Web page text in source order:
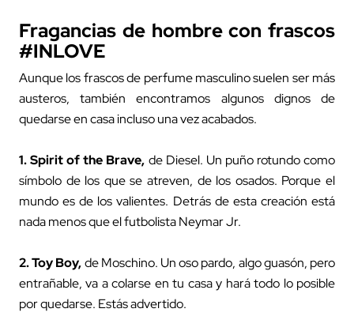
Fragancias de hombre con frascos
#INLOVE
Aunque los frascos de perfume masculino suelen ser más
austeros, también encontramos algunos dignos de
quedarse en casa incluso una vez acabados.
1.Spirit of the Brave, de Diesel. Un puño rotundo como
símbolo de los que se atreven, de los osados. Porque el
mundo es de los valientes. Detrás de esta creación está
nada menos que el futbolista Neymar Jr.
2. Toy Boy,de Moschino. Un oso pardo, algo guasón, pero
entrañable, va a colarse en tu casa y hará todo lo posible
por quedarse. Estás advertido.